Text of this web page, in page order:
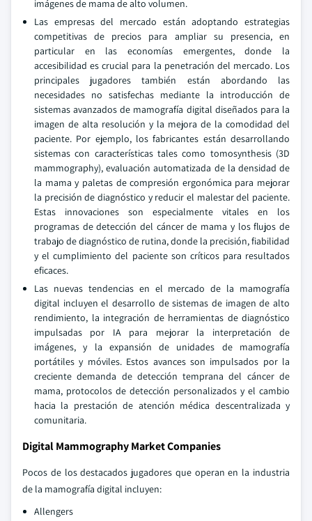
imágenes de mama de alto volumen.
Las empresas del mercado están adoptando estrategias
competitivas de precios para ampliar su presencia, en
particular en las economías emergentes, donde la
accesibilidad es crucial para la penetración del mercado. Los
principales jugadores también están abordando las
necesidades no satisfechas mediante la introducción de
sistemas avanzados de mamografía digital diseñados para la
imagen de alta resolución y la mejora de la comodidad del
paciente. Por ejemplo, los fabricantes están desarrollando
sistemas con características tales como tomosynthesis (3D
mammography), evaluación automatizada de la densidad de
la mama y paletas de compresión ergonómica para mejorar
la precisión de diagnóstico y reducir el malestar del paciente.
Estas innovaciones son especialmente vitales en los
programas de detección del cáncer de mama y los flujos de
trabajo de diagnóstico de rutina, donde la precisión, fiabilidad
y el cumplimiento del paciente son críticos para resultados
eficaces.
Las nuevas tendencias en el mercado de la mamografía
digital incluyen el desarrollo de sistemas de imagen de alto
rendimiento, la integración de herramientas de diagnóstico
impulsadas por IA para mejorar la interpretación de
imágenes, y la expansión de unidades de mamografía
portátiles y móviles. Estos avances son impulsados por la
creciente demanda de detección temprana del cáncer de
mama, protocolos de detección personalizados y el cambio
hacia la prestación de atención médica descentralizada y
comunitaria.
Digital Mammography Market Companies
Pocos de los destacados jugadores que operan en la industria
de la mamografía digital incluyen:
Allengers